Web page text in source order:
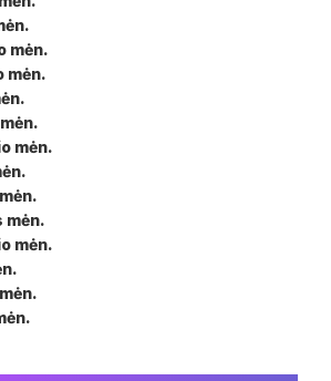
mėn.
mėn.
mėn.
mėn.
mėn.